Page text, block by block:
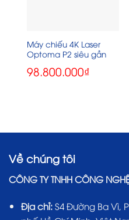
Máy chiếu 4K Laser
Optoma P2 siêu gần
98.800.000₫
Về chúng tôi
CÔNG TY TNHH CÔNG
Địa chỉ: S4 Đường Ba Vì,